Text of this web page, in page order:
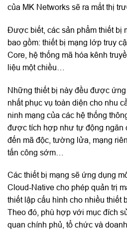
của MK Networks sẽ ra mắt thị
Được biết, các sản phẩm thiết bị
bao gồm: thiết bị mạng lớp truy
Core, hệ thống mã hóa kênh
liệu một chiều…
Những thiết bị này đều được
nhất phục vụ toàn diện cho nhu
ninh mạng của các hệ thống
được tích hợp như tự động ngăn
đến mã độc, tường lửa, mạng
tấn công sớm…
Các thiết bị mạng sẽ ứng dụng
Cloud-Native cho phép quản trị
thiết lập cấu hình cho nhiều thiết
Theo đó, phù hợp với mục đích
quan chính phủ, tổ chức và